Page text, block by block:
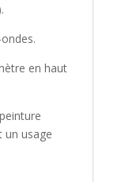
en haut
un usage